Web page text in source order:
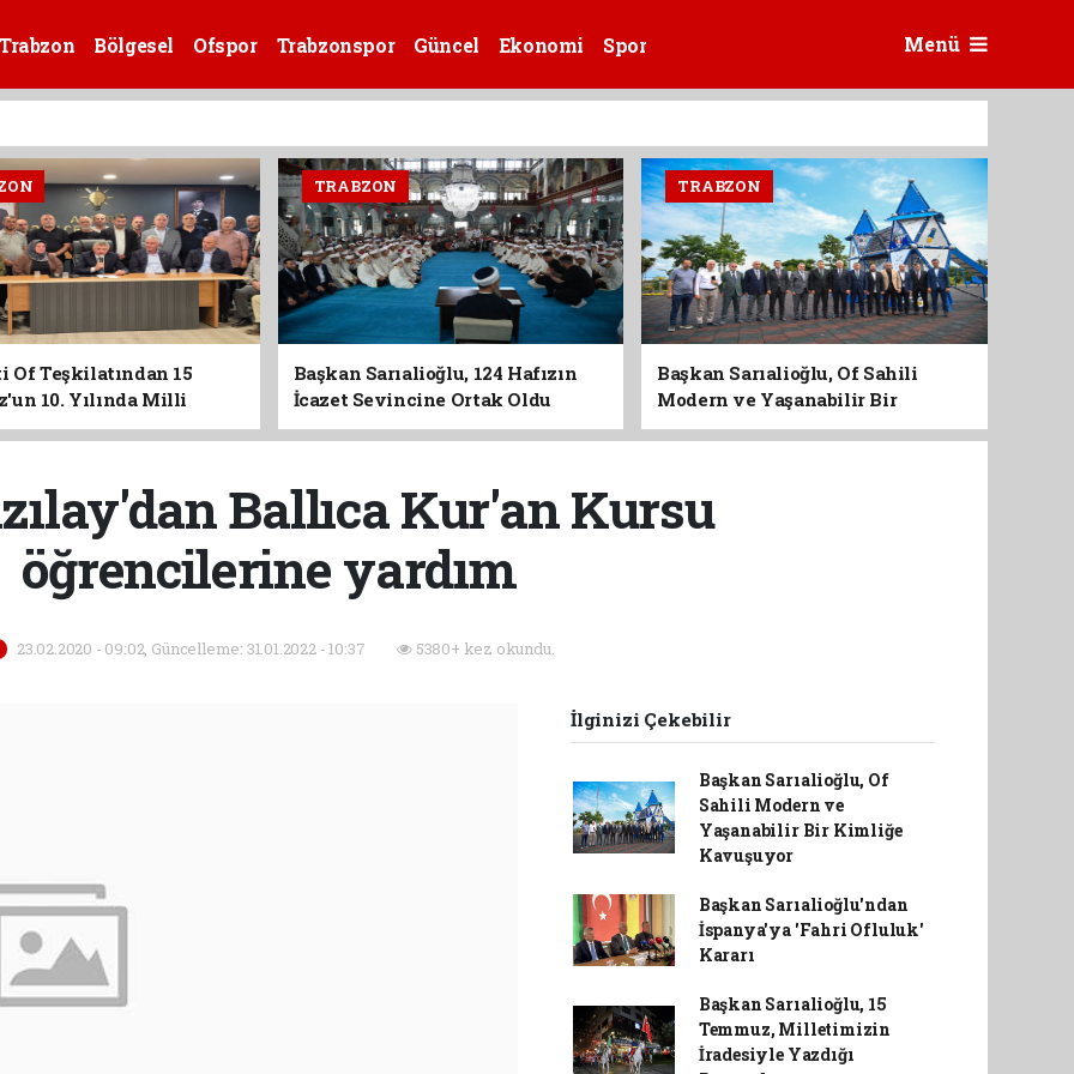
Bölgesel Ofspor Trabzonspor Güncel Ekonomi Spor Menü
Of Teşkilatından 15
10. Yılında Milli
TRABZON
Başkan Sarıalioğlu, 124 Hafızın
İcazet Sevincine Ortak Oldu
TRABZON
Başkan Sarıalioğlu, Of Sahili
Modern ve Yaşanabilir Bir
Kimliğe Kavuşuyor
Ballıca Kur'an Kursu
öğrencilerine yardım
23.02.2020 - 09:02, Güncelleme: 31.01.2022 - 10:37 5380+ kez okundu.
İlginizi Çekebilir
Başkan Sarıalioğlu, Of
Sahili Modern ve
Yaşanabilir Bir Kimliğe
Kavuşuyor
Başkan Sarıalioğlu'ndan
İspanya'ya 'Fahri Ofluluk'
Kararı
Başkan Sarıalioğlu, 15
Temmuz, Milletimizin
İradesiyle Yazdığı